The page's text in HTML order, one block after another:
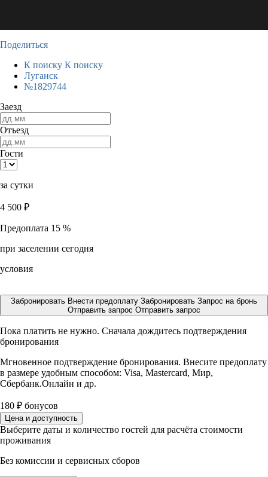
Поделиться
К поиску К поиску
Луганск
№1829744
Заезд
Отъезд
Гости
за сутки
4 500 ₽
Предоплата 15 %
при заселении сегодня
условия
Забронировать Внести предоплату Забронировать Запрос на бронь
Отправить запрос Отправить запрос
Пока платить не нужно. Сначала дождитесь подтверждения
бронирования
Мгновенное подтверждение бронирования. Внесите предоплату
в размере удобным способом: Visa, Mastercard, Мир,
Сбербанк.Онлайн и др.
180 ₽ бонусов
Цена и доступность
Выберите даты и количество гостей для расчёта стоимости
проживания
Без комиссии и сервисных сборов